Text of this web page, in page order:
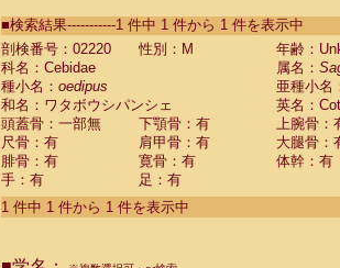
CebidaeSaguinus labiatus(0)
Cebidae Saguinus leucopus (0)
Cebidae
Cebidae
CebidaeSaguinus nigricollis (0)
Cebidae Saguinus oedipus
Cebidae Saguinus weddelli
Cebidae Saguinusspp.
Cebidae Aotus trivirgatus
Cebidae Cebus albifrons
■検索結果-----------1 件中 1 件から 1 件を表示中
剖検番号：02220
性別：M
年齢：
科名：Cebidae
属名：
種小名： oedipus
亜種小名
和名：ワタボウシパンシェ
英名：
頭蓋骨：一部無
下顎骨：有
上腕骨：
尺骨：有
肩甲骨：有
大腿骨：
腓骨：有
寛骨：有
体幹：有
手：有
足：有
1 件中 1 件から 1 件を表示中